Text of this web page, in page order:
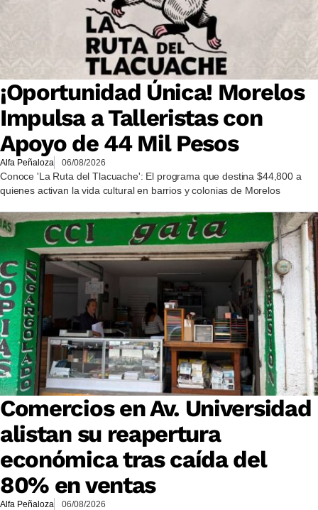
¡Oportunidad Única! Morelos
Impulsa a Talleristas con
Apoyo de 44 Mil Pesos
Alfa Peñaloza 06/08/2026
Conoce 'La Ruta del Tlacuache': El programa que destina $44,800 a
quienes activan la vida cultural en barrios y colonias de Morelos
Comercios en Av. Universidad
alistan su reapertura
económica tras caída del
80% en ventas
Alfa Peñaloza 06/08/2026